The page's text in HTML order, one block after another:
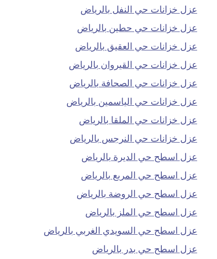
عزل خزانات حي النفل بالرياض
عزل خزانات حي حطين بالرياض
عزل خزانات حي العقيق بالرياض
عزل خزانات حي القيروان بالرياض
عزل خزانات حي الصحافة بالرياض
عزل خزانات حي الياسمين بالرياض
عزل خزانات حي الملقا بالرياض
عزل خزانات حي النرجس بالرياض
عزل اسطح حي الديرة بالرياض
عزل اسطح حي المربع بالرياض
عزل اسطح حي الروضة بالرياض
عزل اسطح حي الملز بالرياض
عزل اسطح حي السويدي الغربي بالرياض
عزل اسطح حي بدر بالرياض